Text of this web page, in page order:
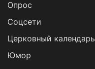
Опрос
Cоцсети
Церковный календарь
Юмор